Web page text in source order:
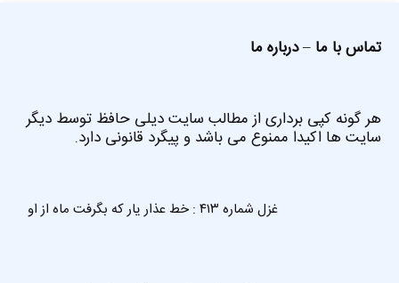
تماس با ما –درباره ما
هر گونه کپی برداری از مطالب سایت دیلی حافظ توسط دیگر
سایت ها اکیدا ممنوع می باشد و پیگرد قانونی دارد.
غزل شماره ۴۱۳ : خط عذار یار که بگرفت ماه از او